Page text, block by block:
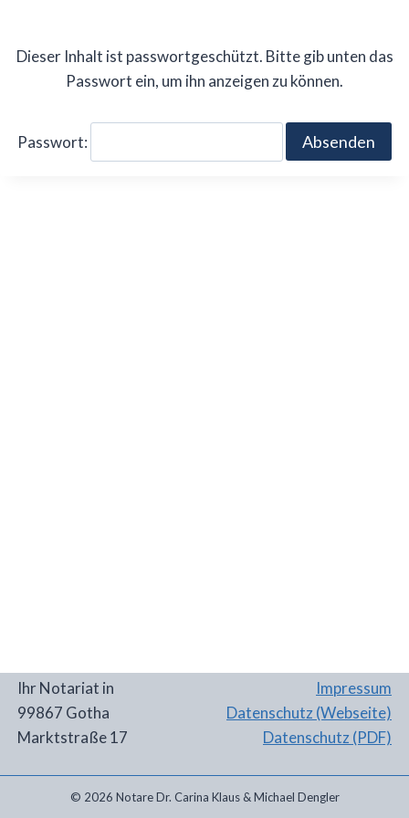
springen
Dieser Inhalt ist passwortgeschützt. Bitte gib unten das
Passwort ein, um ihn anzeigen zu können.
Passwort:
Ihr Notariat in
99867 Gotha
Marktstraße 17
Impressum
Datenschutz (Webseite)
Datenschutz (PDF)
© 2026 Notare Dr. Carina Klaus & Michael Dengler